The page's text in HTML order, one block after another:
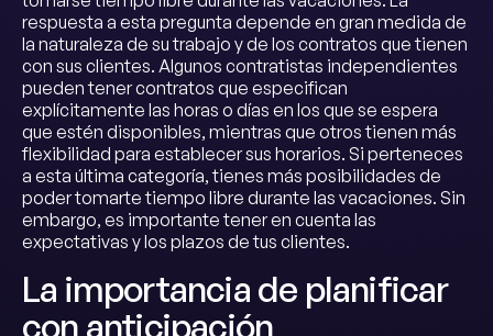
respuesta a esta pregunta depende en gran medida de
la naturaleza de su trabajo y de los contratos que tienen
con sus clientes. Algunos contratistas independientes
pueden tener contratos que especifican
explícitamente las horas o días en los que se espera
que estén disponibles, mientras que otros tienen más
flexibilidad para establecer sus horarios. Si perteneces
a esta última categoría, tienes más posibilidades de
poder tomarte tiempo libre durante las vacaciones. Sin
embargo, es importante tener en cuenta las
expectativas y los plazos de tus clientes.
La importancia de planificar
con anticipación